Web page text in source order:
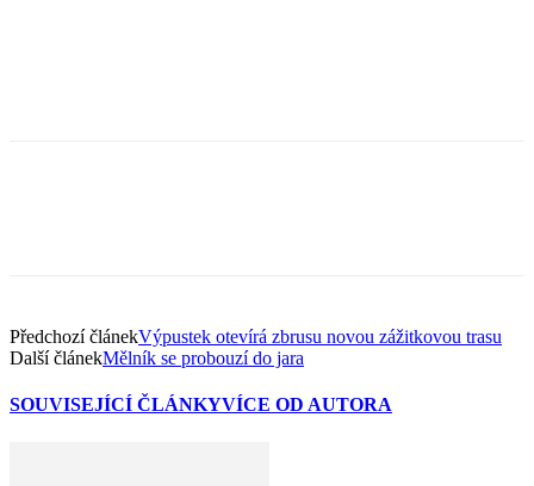
Předchozí článekVýpustek otevírá zbrusu novou zážitkovou trasu
Další článekMělník se probouzí do jara
SOUVISEJÍCÍ ČLÁNKYVÍCE OD AUTORA